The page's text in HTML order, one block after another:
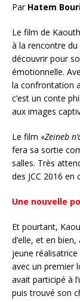
Par Hatem
Le film de
à la rencontre
découvrir pour
émotionnelle.
la confrontation
c’est un conte
aux images
Le film «Zeineb
fera sa sortie
salles. Très
des JCC 2016 en
Une nouvelle
Et pourtant,
d’elle, et en
jeune réalisatrice
avec un premier
avait participé à
puis trouvé son